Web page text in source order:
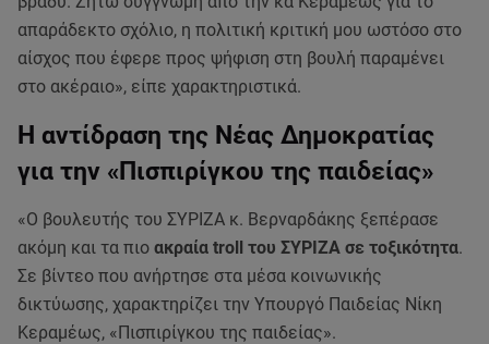
απαράδεκτο σχόλιο, η πολιτική κριτική μου ωστόσο στο
αίσχος που έφερε προς ψήφιση στη βουλή παραμένει
στο ακέραιο», είπε χαρακτηριστικά.
Η αντίδραση της Νέας Δημοκρατίας
για την «Πισπιρίγκου της παιδείας»
«Ο βουλευτής του ΣΥΡΙΖΑ κ. Βερναρδάκης ξεπέρασε
ακόμη και τα πιο ακραία troll του ΣΥΡΙΖΑ σε τοξικότητα.
Σε βίντεο που ανήρτησε στα μέσα κοινωνικής
δικτύωσης, χαρακτηρίζει την Υπουργό Παιδείας Νίκη
Κεραμέως, «Πισπιρίγκου της παιδείας».